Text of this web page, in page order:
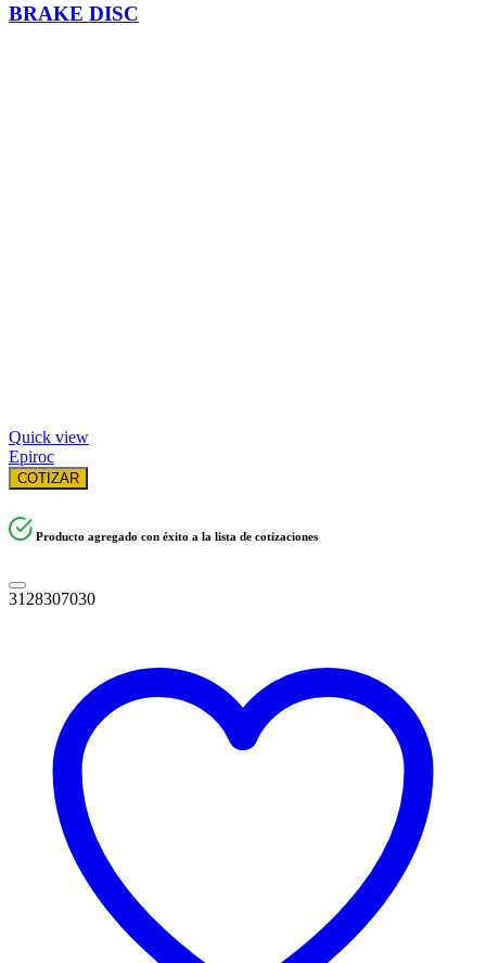
BRAKE DISC
Quick view
Epiroc
COTIZAR
Producto agregado con éxito a la lista de cotizaciones
3128307030